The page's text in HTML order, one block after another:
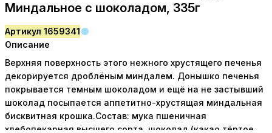
Миндальное с шоколадом, 335г
Артикул 1659341
Описание
Верхняя поверхность этого нежного хрустящего печенья
декорируется дроблёным миндалем. Донышко печенья
покрывается темным шоколадом и ещё на не застывший
шоколад посыпается аппетитно-хрустящая миндальная
бисквитная крошка.Состав: мука пшеничная
хлебопекарная высшего сорта, шоколад (какао тёртое,